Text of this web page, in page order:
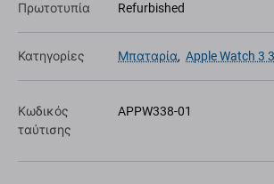
Πρωτοτυπία Refurbished
Κατηγορίες Μπαταρία, Apple Watch 3
Κωδικός
ταύτισης
APPW338-01